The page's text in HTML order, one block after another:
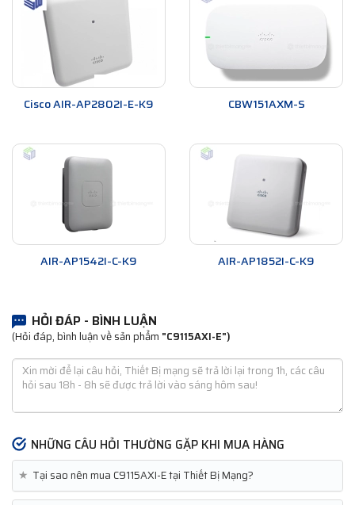
Cisco AIR-AP2802I-E-K9 CBW151AXM-S
AIR-AP1542I-C-K9 AIR-AP1852I-C-K9
HỎI ĐÁP - BÌNH LUẬN
(Hỏi đáp, bình luận về sản phẩm "C9115AXI-E")
NHỮNG CÂU HỎI THƯỜNG GẶP KHI MUA HÀNG
★ Tại sao nên mua C9115AXI-E tại Thiết Bị Mạng?